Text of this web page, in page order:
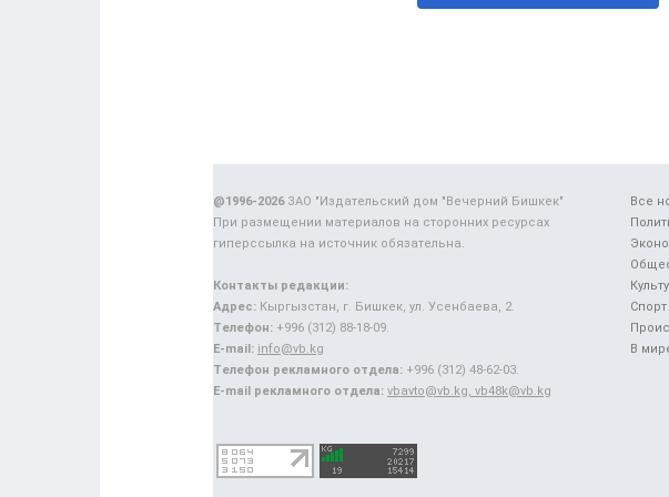
Все
Спорт
В
@1996-2026ЗАО "Издательский дом "Вечерний Бишкек"
При размещении материалов на сторонних ресурсах
гиперссылка на источник обязательна.
Контакты редакции:
Адрес: Кыргызстан, г. Бишкек, ул. Усенбаева, 2.
Телефон: +996 (312) 88-18-09.
E-mail: info@vb.kg
Телефон рекламного отдела: +996 (312) 48-62-03.
E-mail рекламного отдела: vbavto@vb.kg, vb48k@vb.kg